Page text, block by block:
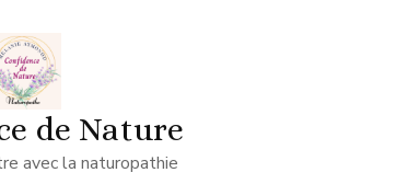
de Nature
avec la naturopathie